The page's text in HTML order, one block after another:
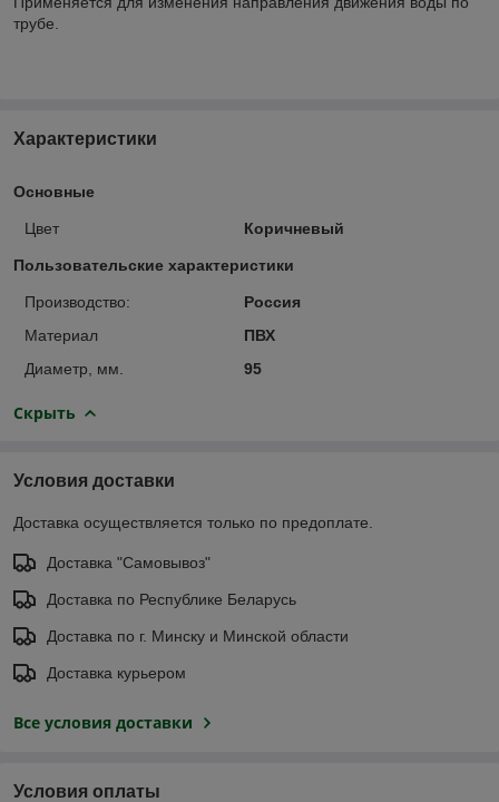
трубе.
Характеристики
Основные
Цвет Коричневый
Пользовательские характеристики
Производство:
Россия
Материал
ПВХ
Диаметр, мм.
95
Скрыть
Условия доставки
Доставка осуществляется только по предоплате.
Доставка "Самовывоз"
Доставка по Республике Беларусь
Доставка по г. Минску и Минской области
Доставка курьером
Все условия доставки
Условия оплаты